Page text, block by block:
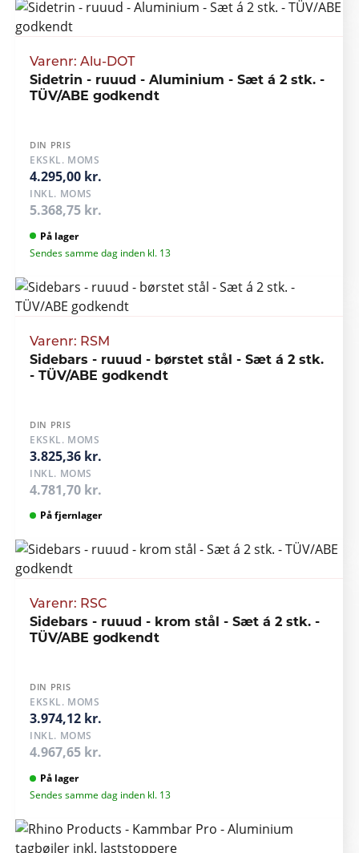
Varenr: Alu-DOT
Sidetrin - ruuud - Aluminium - Sæt á 2 stk. -
TÜV/ABE godkendt
DIN PRIS
EKSKL. MOMS
4.295,00 kr.
INKL. MOMS
5.368,75 kr.
På lager
Sendes samme dag inden kl. 13
Varenr: RSM
Sidebars - ruuud - børstet stål - Sæt á 2 stk.
- TÜV/ABE godkendt
DIN PRIS
EKSKL. MOMS
3.825,36 kr.
INKL. MOMS
4.781,70 kr.
På fjernlager
Varenr: RSC
Sidebars - ruuud - krom stål - Sæt á 2 stk. -
TÜV/ABE godkendt
DIN PRIS
EKSKL. MOMS
3.974,12 kr.
INKL. MOMS
4.967,65 kr.
På lager
Sendes samme dag inden kl. 13